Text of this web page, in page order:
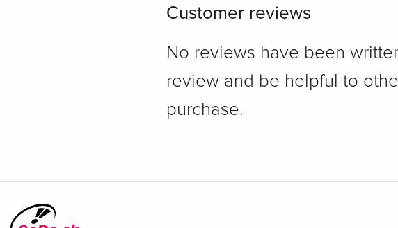
Customer reviews
No reviews have been
review and be helpful to
purchase.